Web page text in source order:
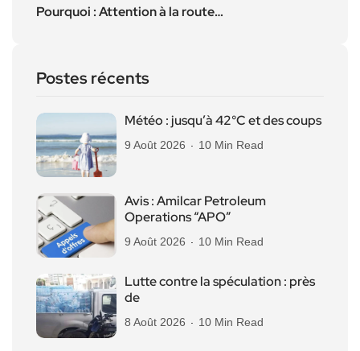
Pourquoi : Attention à la route…
Postes récents
Météo : jusqu’à 42°C et des coups
9 Août 2026 10 Min Read
Avis : Amilcar Petroleum
Operations “APO”
9 Août 2026 10 Min Read
Lutte contre la spéculation : près
de
8 Août 2026 10 Min Read